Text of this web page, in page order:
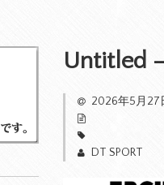
Untitled
2026年5月27
DT SPORT